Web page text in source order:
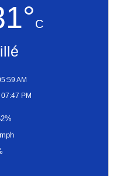
C
AM
PM